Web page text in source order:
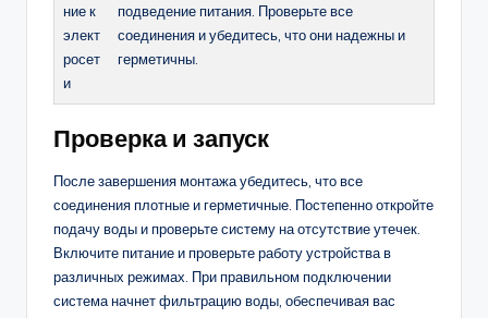
ние к
элект
росет
и
подведение питания. Проверьте все
соединения и убедитесь, что они надежны и
герметичны.
Проверка и запуск
После завершения монтажа убедитесь, что все
соединения плотные и герметичные. Постепенно откройте
подачу воды и проверьте систему на отсутствие утечек.
Включите питание и проверьте работу устройства в
различных режимах. При правильном подключении
система начнет фильтрацию воды, обеспечивая вас